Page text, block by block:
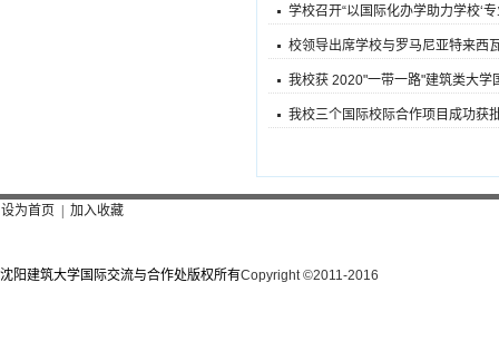
学校召开“以国际化办学助力学校‘
校领导出席学校与罗马尼亚特来西
我校获 2020"一带一路"建筑类大
我校三个国际校际合作项目成功获
设为首页 加入收藏
沈阳建筑大学国际交流与合作处版权所有Copyright©2011-2016